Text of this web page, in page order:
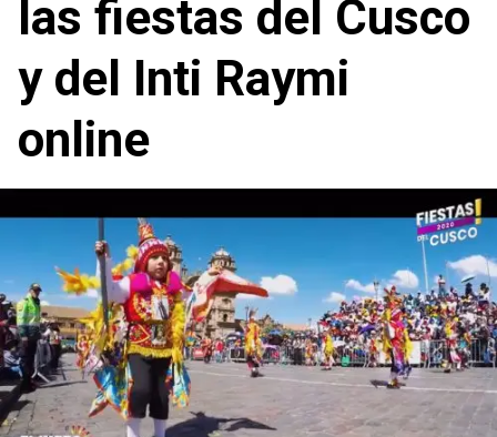
las fiestas del Cusco
y del Inti Raymi
online